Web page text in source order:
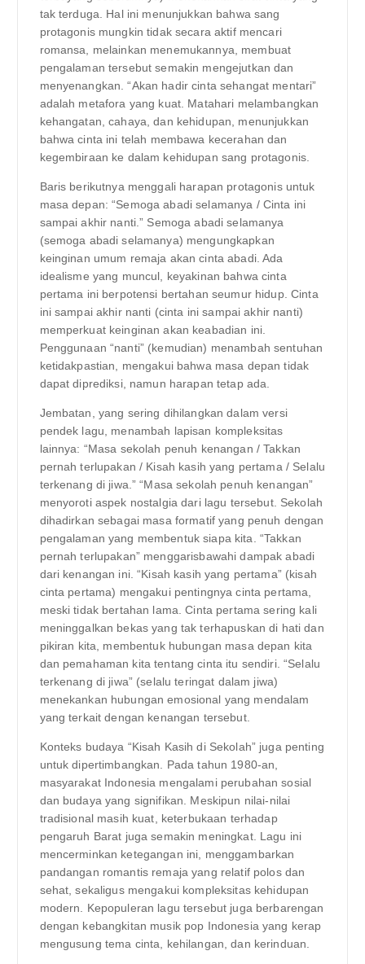
tak terduga. Hal ini menunjukkan bahwa sang
protagonis mungkin tidak secara aktif mencari
romansa, melainkan menemukannya, membuat
pengalaman tersebut semakin mengejutkan dan
menyenangkan. “Akan hadir cinta sehangat mentari”
adalah metafora yang kuat. Matahari melambangkan
kehangatan, cahaya, dan kehidupan, menunjukkan
bahwa cinta ini telah membawa kecerahan dan
kegembiraan ke dalam kehidupan sang protagonis.
Baris berikutnya menggali harapan protagonis untuk
masa depan: “Semoga abadi selamanya / Cinta ini
sampai akhir nanti.” Semoga abadi selamanya
(semoga abadi selamanya) mengungkapkan
keinginan umum remaja akan cinta abadi. Ada
idealisme yang muncul, keyakinan bahwa cinta
pertama ini berpotensi bertahan seumur hidup. Cinta
ini sampai akhir nanti (cinta ini sampai akhir nanti)
memperkuat keinginan akan keabadian ini.
Penggunaan “nanti” (kemudian) menambah sentuhan
ketidakpastian, mengakui bahwa masa depan tidak
dapat diprediksi, namun harapan tetap ada.
Jembatan, yang sering dihilangkan dalam versi
pendek lagu, menambah lapisan kompleksitas
lainnya: “Masa sekolah penuh kenangan / Takkan
pernah terlupakan / Kisah kasih yang pertama / Selalu
terkenang di jiwa.” “Masa sekolah penuh kenangan”
menyoroti aspek nostalgia dari lagu tersebut. Sekolah
dihadirkan sebagai masa formatif yang penuh dengan
pengalaman yang membentuk siapa kita. “Takkan
pernah terlupakan” menggarisbawahi dampak abadi
dari kenangan ini. “Kisah kasih yang pertama” (kisah
cinta pertama) mengakui pentingnya cinta pertama,
meski tidak bertahan lama. Cinta pertama sering kali
meninggalkan bekas yang tak terhapuskan di hati dan
pikiran kita, membentuk hubungan masa depan kita
dan pemahaman kita tentang cinta itu sendiri. “Selalu
terkenang di jiwa” (selalu teringat dalam jiwa)
menekankan hubungan emosional yang mendalam
yang terkait dengan kenangan tersebut.
Konteks budaya “Kisah Kasih di Sekolah” juga penting
untuk dipertimbangkan. Pada tahun 1980-an,
masyarakat Indonesia mengalami perubahan sosial
dan budaya yang signifikan. Meskipun nilai-nilai
tradisional masih kuat, keterbukaan terhadap
pengaruh Barat juga semakin meningkat. Lagu ini
mencerminkan ketegangan ini, menggambarkan
pandangan romantis remaja yang relatif polos dan
sehat, sekaligus mengakui kompleksitas kehidupan
modern. Kepopuleran lagu tersebut juga berbarengan
dengan kebangkitan musik pop Indonesia yang kerap
mengusung tema cinta, kehilangan, dan kerinduan.